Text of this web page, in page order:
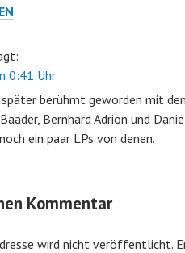
0:41 Uhr
später berühmt geworden mit
Bernhard Adrion und
ein paar LPs von denen.
Kommentar
wird nicht veröffentlicht.